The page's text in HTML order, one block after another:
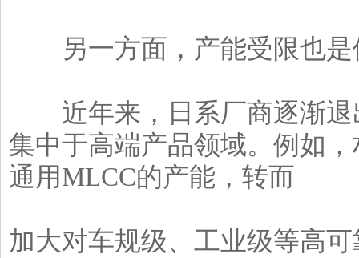
另一方面，产能受限也是
近年来，日系厂商逐渐退
集中于高端产品领域。例如
通用MLCC的产能，转而
加大对车规级、工业级等高